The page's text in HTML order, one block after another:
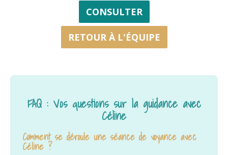
CONSULTER
RETOUR À L'ÉQUIPE
FAQ : Vos questions sur la guidance avec
Céline
Comment se déroule une séance de voyance avec
Céline ?